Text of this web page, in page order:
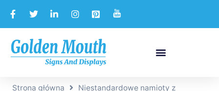
Strona główna
Niestandardowe namioty z